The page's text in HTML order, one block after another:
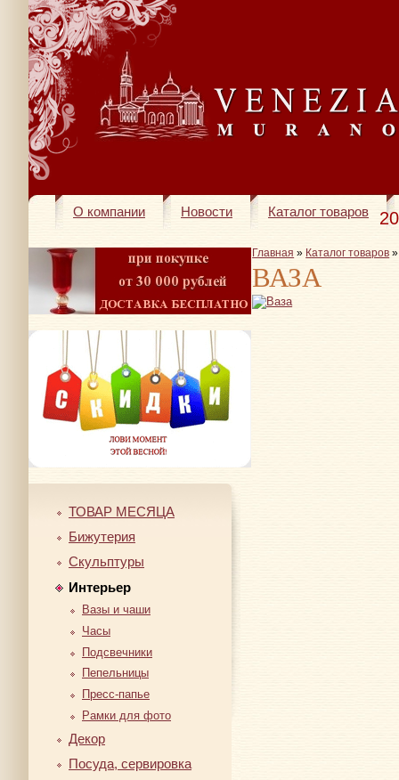
О компании Новости Каталог товаров
ТОВАР МЕСЯЦА
Бижутерия
Скульптуры
Интерьер
Вазы и чаши
Часы
Подсвечники
Пепельницы
Пресс-папье
Рамки для фото
Декор
Посуда, сервировка
Главная » Каталог товаров
ВАЗА